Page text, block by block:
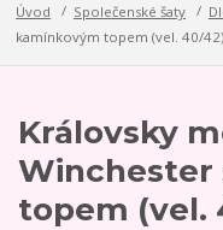
Úvod Společenské šaty
kamínkovým topem (vel. 40/42)
Královsky
Winchester
topem (vel.